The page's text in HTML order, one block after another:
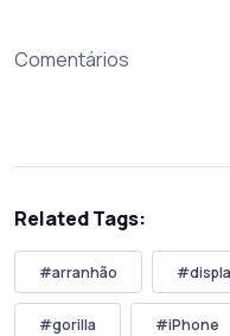
Comentários
Related Tags:
#arranhão
#gorilla #iPhone